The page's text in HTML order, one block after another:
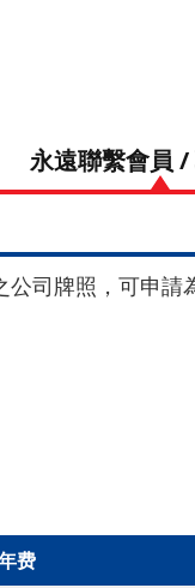
聯繫會
司牌照，可申
费